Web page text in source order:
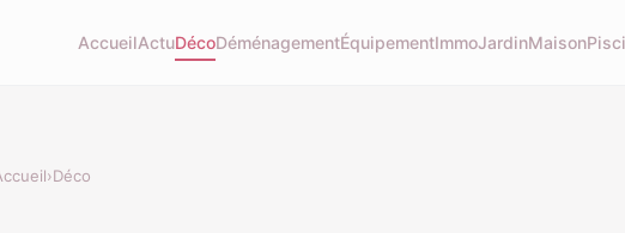
AccueilActuDécoDéménagementÉquipementImmoJardinMaison
›Déco